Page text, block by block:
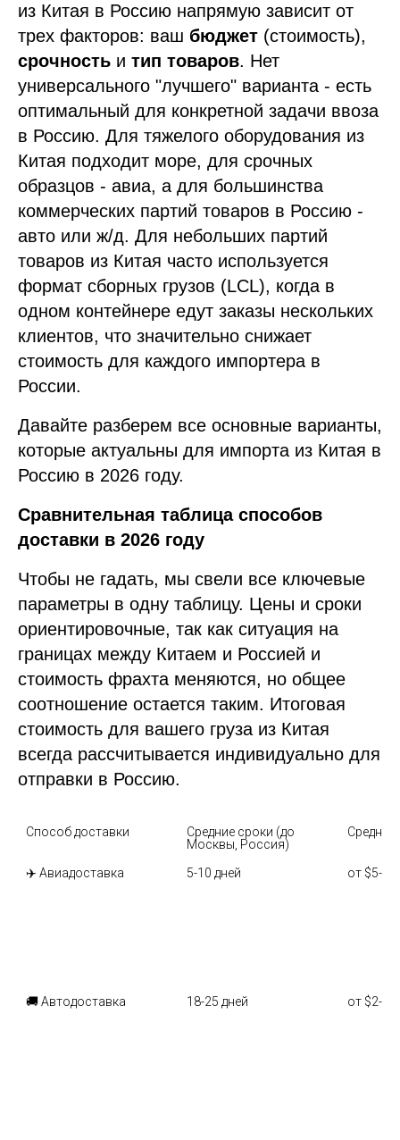
из Китая в Россию напрямую зависит от
трех факторов: ваш бюджет (стоимость),
срочность и тип товаров. Нет
универсального "лучшего" варианта - есть
оптимальный для конкретной задачи ввоза
в Россию. Для тяжелого оборудования из
Китая подходит море, для срочных
образцов - авиа, а для большинства
коммерческих партий товаров в Россию -
авто или ж/д. Для небольших партий
товаров из Китая часто используется
формат сборных грузов (LCL), когда в
одном контейнере едут заказы нескольких
клиентов, что значительно снижает
стоимость для каждого импортера в
России.
Давайте разберем все основные варианты,
которые актуальны для импорта из Китая в
Россию в 2026 году.
Сравнительная таблица способов
доставки в 2026 году
Чтобы не гадать, мы свели все ключевые
параметры в одну таблицу. Цены и сроки
ориентировочные, так как ситуация на
границах между Китаем и Россией и
стоимость фрахта меняются, но общее
соотношение остается таким. Итоговая
стоимость для вашего груза из Китая
всегда рассчитывается индивидуально для
отправки в Россию.
Способ доставки
Средние сроки (до
Москвы, Россия)
✈️ Авиадоставка 5-10 дней от $5-8
🚚 Автодоставка 18-25 дней от $2-4